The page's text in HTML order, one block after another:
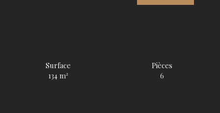
Surface
134 m²
Pièces
6